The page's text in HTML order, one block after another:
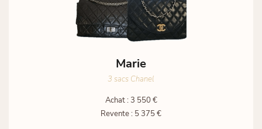
Marie
3 sacs Chanel
Achat : 3 550 €
Revente : 5 375 €